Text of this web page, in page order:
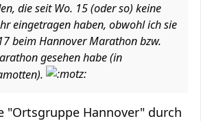
die seit Wo. 15 (oder so) keine
eingetragen haben, obwohl ich sie
beim Hannover Marathon bzw.
gesehen habe (in
"Ortsgruppe Hannover" durch